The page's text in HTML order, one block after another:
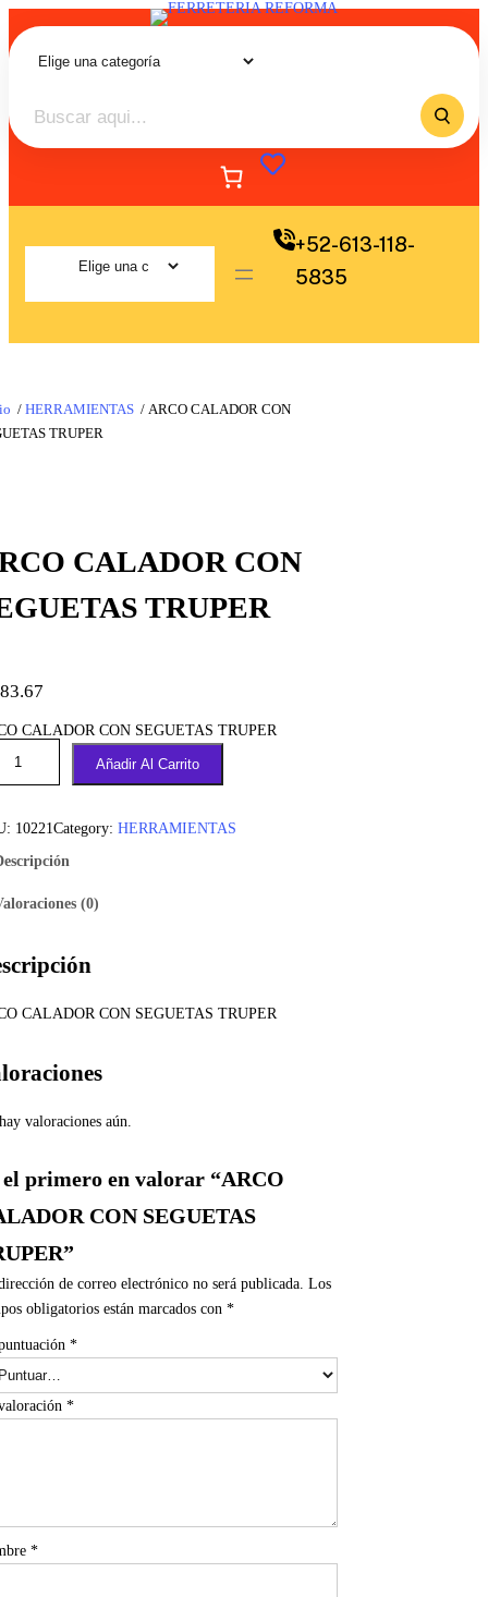
+52-613-118-
5835
/ HERRAMIENTAS / ARCO CALADOR CON
TRUPER
CALADOR CON
TRUPER
CALADOR CON SEGUETAS TRUPER
Añadir Al Carrito
10221Category: HERRAMIENTAS
(0)
CALADOR CON SEGUETAS TRUPER
valoraciones aún.
el primero en valorar “ARCO
CON SEGUETAS
de correo electrónico no será publicada. Los
obligatorios están marcados con *
*
*
*